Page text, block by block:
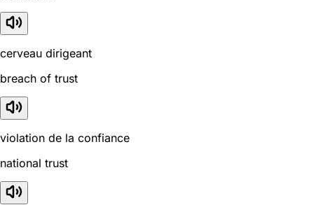
cerveau dirigeant
breach of trust
violation de la confiance
national trust